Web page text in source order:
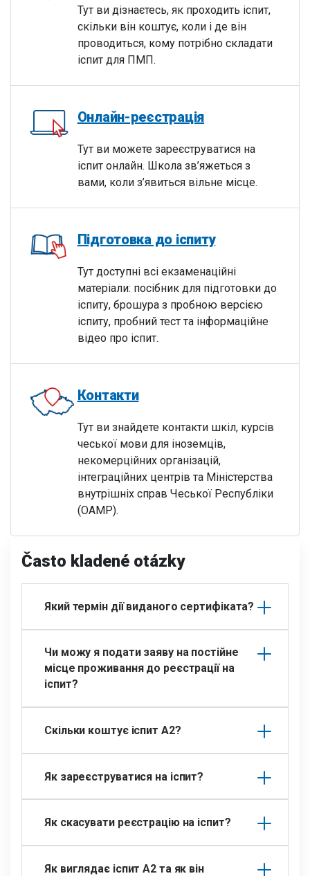
Тут ви дізнаєтесь, як проходить іспит,
скільки він коштує, коли і де він
проводиться, кому потрібно складати
іспит для ПМП.
Онлайн-реєстрація
Тут ви можете зареєструватися на
іспит онлайн. Школа зв’яжеться з
вами, коли з’явиться вільне місце.
Підготовка до іспиту
Тут доступні всі екзаменаційні
матеріали: посібник для підготовки до
іспиту, брошура з пробною версією
іспиту, пробний тест та інформаційне
відео про іспит.
Контакти
Тут ви знайдете контакти шкіл, курсів
чеської мови для іноземців,
некомерційних організацій,
інтеграційних центрів та Міністерства
внутрішніх справ Чеської Республіки
(OAMP).
Často kladené otázky
Який термін дії виданого сертифіката?
Чи можу я подати заяву на постійне
місце проживання до реєстрації на
іспит?
Скільки коштує іспит А2?
Як зареєструватися на іспит?
Як скасувати реєстрацію на іспит?
Як виглядає іспит A2 та як він